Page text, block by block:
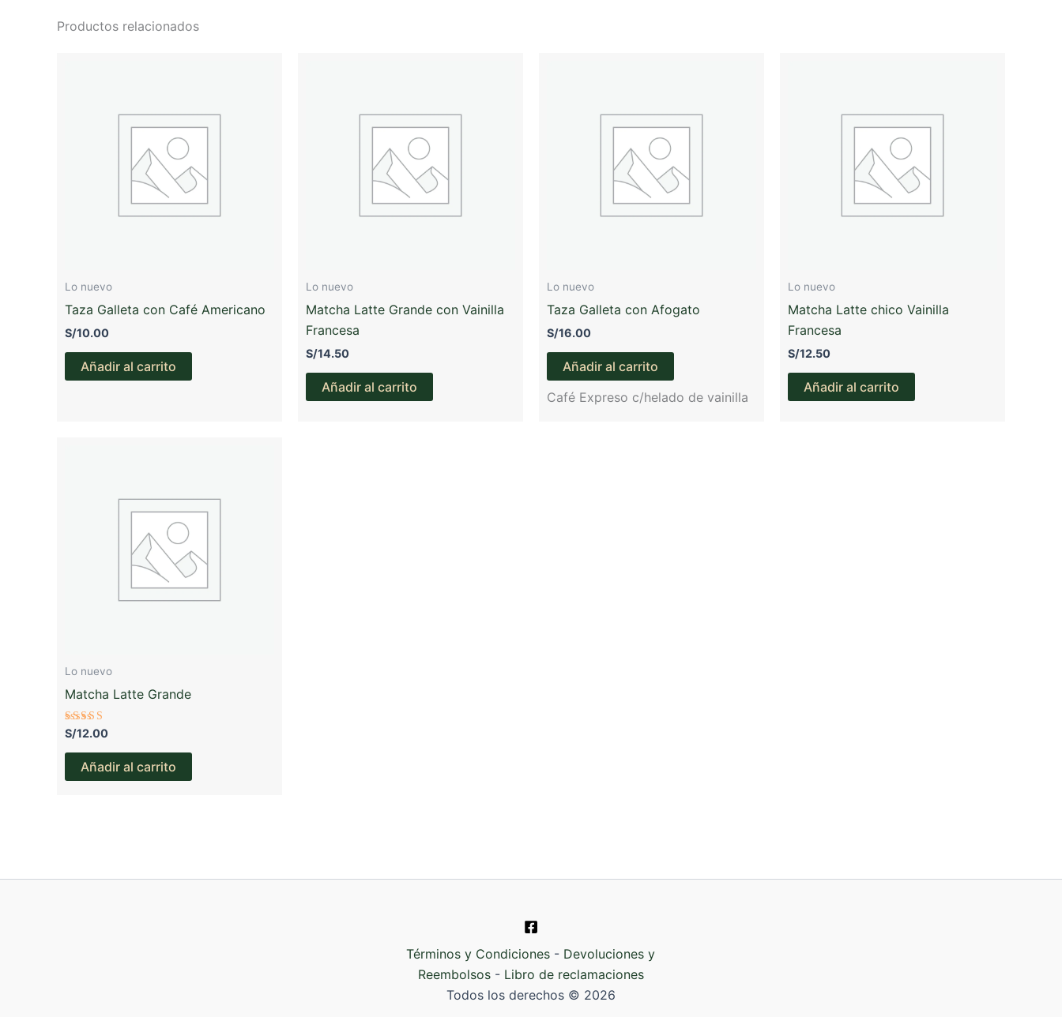
Productos relacionados
Lo nuevo
Taza Galleta con Café Americano
S/10.00
Añadir al carrito
Lo nuevo
Matcha Latte Grande con Vainilla
Francesa
S/14.50
Añadir al carrito
Lo nuevo
Taza Galleta con Afogato
S/16.00
Añadir al carrito
Café Expreso c/helado de vainilla
Lo nuevo
Matcha Latte chico Vainilla
Francesa
S/12.50
Añadir al carrito
Lo nuevo
Matcha Latte Grande
Valorado
con
2.89
de 5
S/12.00
Añadir al carrito
Términos y Condiciones - Devoluciones y
Reembolsos- Libro de reclamaciones
Todos los derechos © 2026